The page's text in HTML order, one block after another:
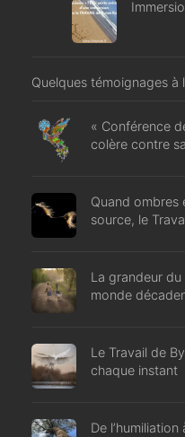
Quelques témoignages à
« Conférence
colère contre
Quand ombres
source, le
La grandeur du
monde
Le Travail de
chaque instant
De